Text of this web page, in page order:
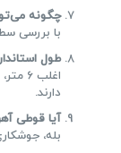
چگونه
با بررسی
طول
اغلب
دارند.
آیا قوطی
بله،